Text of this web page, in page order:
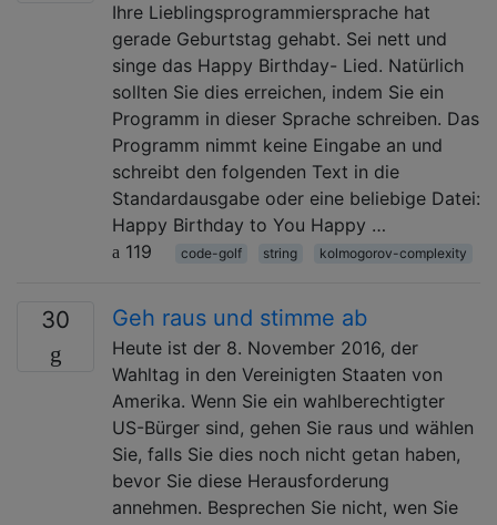
Ihre Lieblingsprogrammiersprache hat
gerade Geburtstag gehabt. Sei nett und
singe das Happy Birthday- Lied. Natürlich
sollten Sie dies erreichen, indem Sie ein
Programm in dieser Sprache schreiben. Das
Programm nimmt keine Eingabe an und
schreibt den folgenden Text in die
Standardausgabe oder eine beliebige Datei:
Happy Birthday to You Happy …
119
code-golf string kolmogorov-complexity
30 Geh raus und stimme ab
Heute ist der 8. November 2016, der
Wahltag in den Vereinigten Staaten von
Amerika. Wenn Sie ein wahlberechtigter
US-Bürger sind, gehen Sie raus und wählen
Sie, falls Sie dies noch nicht getan haben,
bevor Sie diese Herausforderung
annehmen. Besprechen Sie nicht, wen Sie